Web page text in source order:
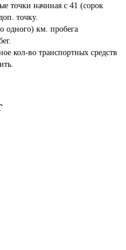
точки начиная с 41 (сорок
точку.
одного) км. пробега
кол-во транспортных средств